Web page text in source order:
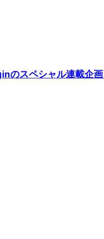
スペシャル連載企画